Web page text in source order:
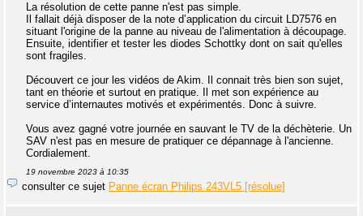
La résolution de cette panne n'est pas simple.
Il fallait déjà disposer de la note d’application du circuit LD7576 en
situant l'origine de la panne au niveau de l'alimentation à découpage.
Ensuite, identifier et tester les diodes Schottky dont on sait qu'elles
sont fragiles.
Découvert ce jour les vidéos de Akim. Il connait très bien son sujet,
tant en théorie et surtout en pratique. Il met son expérience au
service d’internautes motivés et expérimentés. Donc à suivre.
Vous avez gagné votre journée en sauvant le TV de la déchèterie. Un
SAV n'est pas en mesure de pratiquer ce dépannage à l'ancienne.
Cordialement.
19 novembre 2023 à 10:35
consulter ce sujet Panne écran Philips 243VL5 [résolue]